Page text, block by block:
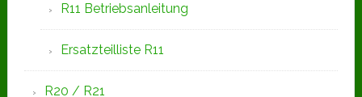
R11 Betriebsanleitung
Ersatzteilliste R11
R20 / R21